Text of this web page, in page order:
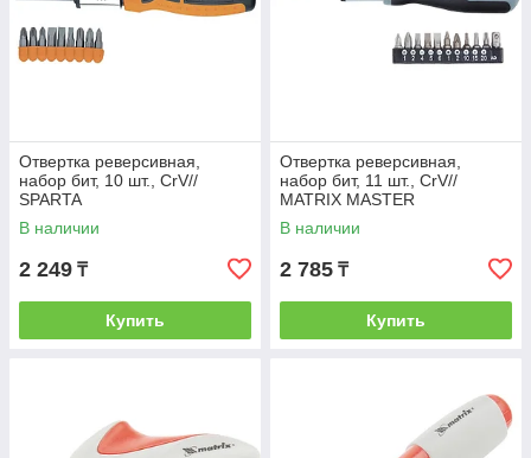
Отвертка реверсивная,
набор бит, 10 шт., CrV//
SPARTA
В наличии
2 249 ₸
Купить
Отвертка реверсивная,
набор бит, 11 шт., CrV//
MATRIX MASTER
В наличии
2 785 ₸
Купить